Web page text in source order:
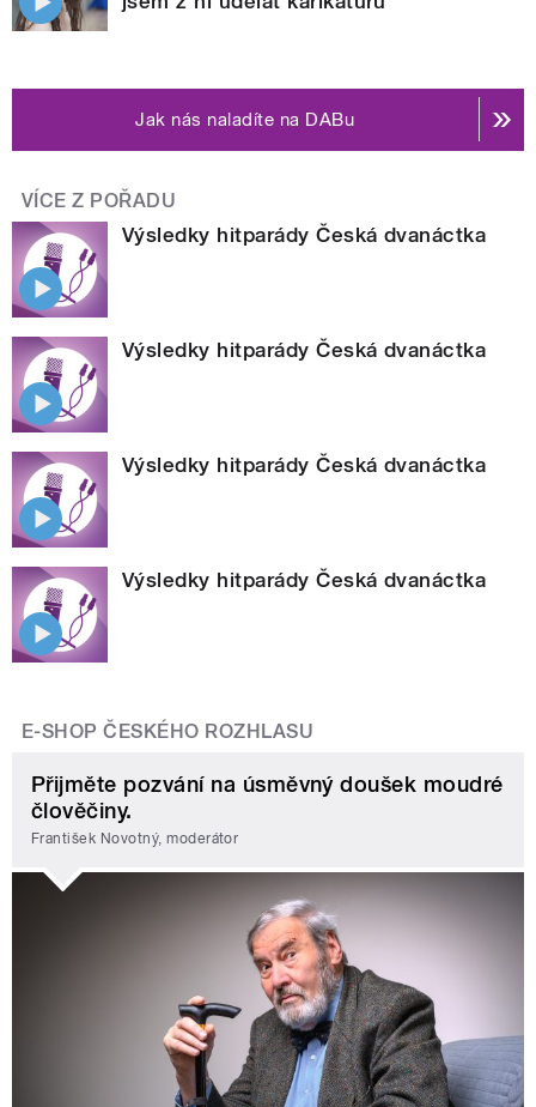
Jak nás naladíte na DABu
VÍCE Z POŘADU
Výsledky hitparády Česká dvanáctka
Výsledky hitparády Česká dvanáctka
Výsledky hitparády Česká dvanáctka
Výsledky hitparády Česká dvanáctka
E-SHOP ČESKÉHO ROZHLASU
Přijměte pozvání na úsměvný doušek moudré
člověčiny.
František Novotný, moderátor